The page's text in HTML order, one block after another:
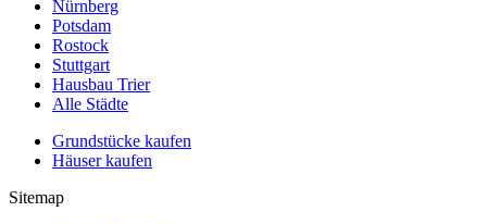
Nürnberg
Potsdam
Rostock
Stuttgart
Hausbau Trier
Alle Städte
Grundstücke kaufen
Häuser kaufen
Sitemap